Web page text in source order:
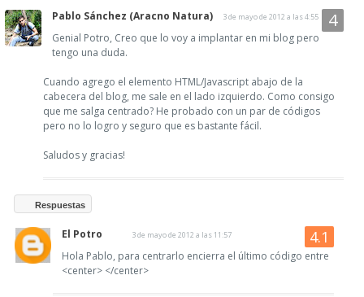
Pablo Sánchez (Aracno Natura) 3 de mayo de 2012 a las 4:55
Genial Potro, Creo que lo voy a implantar en mi blog pero
tengo una duda.
Cuando agrego el elemento HTML/Javascript abajo de la
cabecera del blog, me sale en el lado izquierdo. Como consigo
que me salga centrado? He probado con un par de códigos
pero no lo logro y seguro que es bastante fácil.
Saludos y gracias!
Respuestas
El Potro 3 de mayo de 2012 a las 11:57
Hola Pablo, para centrarlo encierra el último código entre
<center> </center>